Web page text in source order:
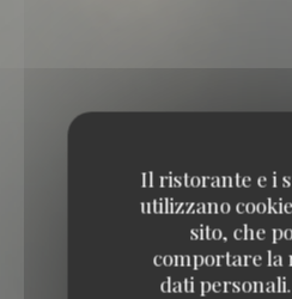
Il ristorante e i
utilizzano
sito, che
comportare la
dati